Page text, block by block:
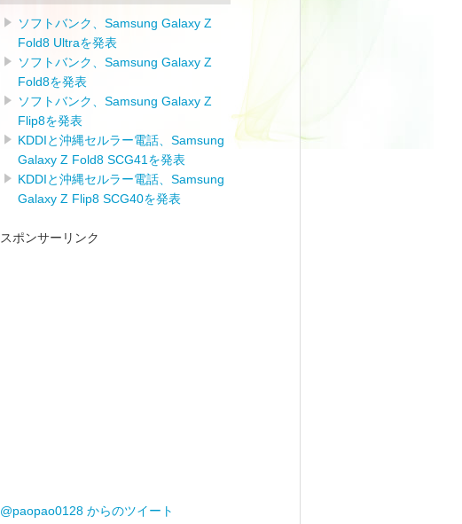
ソフトバンク、Samsung Galaxy Z
Fold8 Ultraを発表
ソフトバンク、Samsung Galaxy Z
Fold8を発表
ソフトバンク、Samsung Galaxy Z
Flip8を発表
KDDIと沖縄セルラー電話、Samsung
Galaxy Z Fold8 SCG41を発表
KDDIと沖縄セルラー電話、Samsung
Galaxy Z Flip8 SCG40を発表
スポンサーリンク
@paopao0128 からのツイート